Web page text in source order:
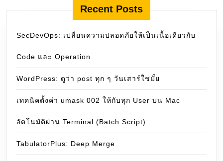
Recent Posts
SecDevOps: เปลี่ยนความปลอดภัยให้เป็นเนื้อเดียวกับ
Code และ Operation
WordPress: ดูว่า post ทุก ๆ วันเสาร์ใช่มั๋ย
เทคนิคตั้งค่า umask 002 ให้กับทุก User บน Mac
อัตโนมัติผ่าน Terminal (Batch Script)
TabulatorPlus: Deep Merge